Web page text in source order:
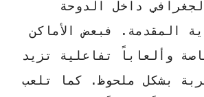
داخل الدوحة
المقدمة. فبعض الأماكن
وألعاباً تفاعلية تزيد
بشكل ملحوظ. كما تلعب